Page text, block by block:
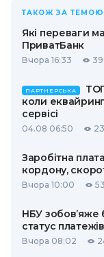
ТАКОЖ ЗА ТЕМОЮ
Які переваги
ПриватБанк
Вчора 16:33
ПАРТНЕРСЬКА
коли
сервісі
04.08 06:50
Заробітна
кордону,
Вчора 10:00
НБУ зобов’яже
статус платежів
Вчора 08:02